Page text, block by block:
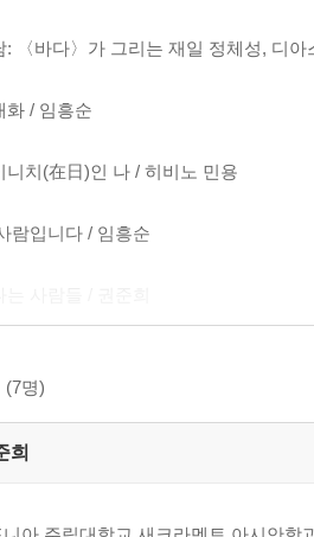
: 〈바다〉가 그리는 재일 정체성, 디
화 / 임흥순
니치(在日)인 나 / 히비노 민용
람입니다 / 임흥순
르게 살아가는 여성들의 바다 / 윤여일
(7명)
희